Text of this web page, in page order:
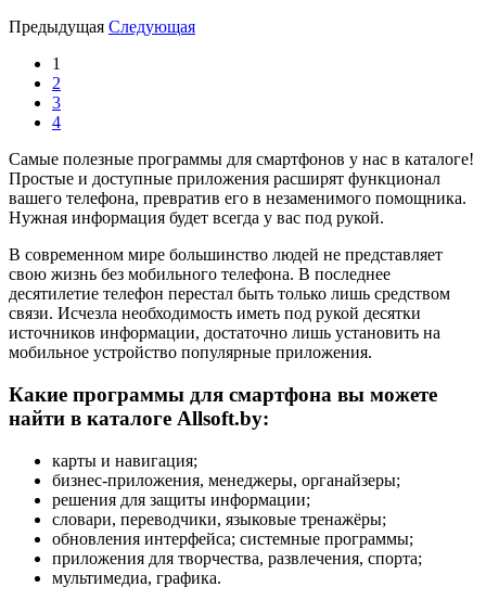
Предыдущая Следующая
1
2
3
4
Самые полезные программы для смартфонов у нас в каталоге!
Простые и доступные приложения расширят функционал
вашего телефона, превратив его в незаменимого помощника.
Нужная информация будет всегда у вас под рукой.
В современном мире большинство людей не представляет
свою жизнь без мобильного телефона. В последнее
десятилетие телефон перестал быть только лишь средством
связи. Исчезла необходимость иметь под рукой десятки
источников информации, достаточно лишь установить на
мобильное устройство популярные приложения.
Какие программы для смартфона вы можете
найти в каталоге Allsoft.by:
карты и навигация;
бизнес-приложения, менеджеры, органайзеры;
решения для защиты информации;
словари, переводчики, языковые тренажёры;
обновления интерфейса; системные программы;
приложения для творчества, развлечения, спорта;
мультимедиа, графика.